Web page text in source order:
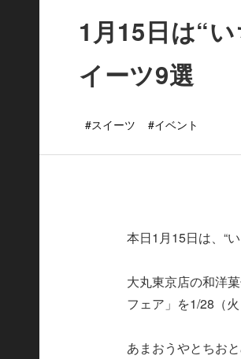
1月15日は“
イーツ9選
#スイーツ #イベント
本日1月15日は、“い
大丸東京店の和洋
フェア」を1/28（
あまおうやとちお